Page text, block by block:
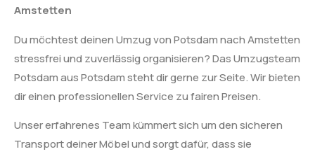
Amstetten
Du möchtest deinen Umzug von Potsdam nach Amstetten
stressfrei und zuverlässig organisieren? Das Umzugsteam
Potsdam aus Potsdam steht dir gerne zur Seite. Wir bieten
dir einen professionellen Service zu fairen Preisen.
Unser erfahrenes Team kümmert sich um den sicheren
Transport deiner Möbel und sorgt dafür, dass sie